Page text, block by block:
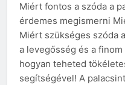
Miért fontos a szóda a
érdemes megismerni
Miért szükséges szóda
a levegősség és a
hogyan teheted
segítségével! A